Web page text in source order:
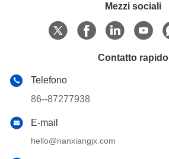
Mezzi sociali
Contatto rapido
Telefono
86--87277938
E-mail
hello@nanxiangjx.com